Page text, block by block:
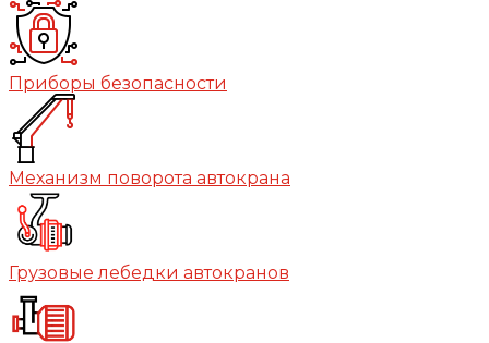
Приборы безопасности
Механизм поворота автокрана
Грузовые лебедки автокранов